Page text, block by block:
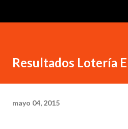
Resultados Lotería
mayo 04, 2015